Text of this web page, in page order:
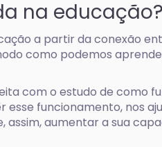
na educação?
a partir da conexão
como podemos
com o estudo de como
funcionamento, nos
aumentar a sua